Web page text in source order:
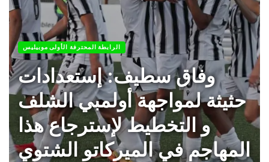
الرابطة المحترفة الأولى موبيليس
وفاق سطيف: إستعدادات
حثيثة لمواجهة أولمبي الشلف
و التخطيط لإسترجاع هذا
المهاجم في الميركاتو الشتوي